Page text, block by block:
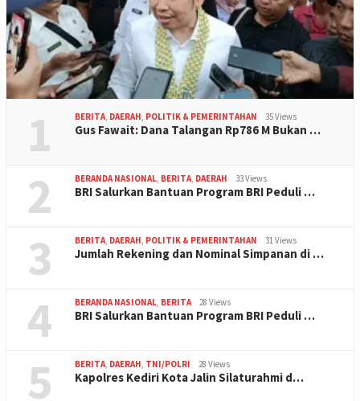
1 BERITA, DAERAH, POLITIK & PEMERINTAHAN 35 Views
Gus Fawait: Dana Talangan Rp786 M Bukan …
2 BERANDA NASIONAL, BERITA, DAERAH 33 Views
BRI Salurkan Bantuan Program BRI Peduli …
3 BERITA, DAERAH, POLITIK & PEMERINTAHAN 31 Views
Jumlah Rekening dan Nominal Simpanan di …
4 BERANDA NASIONAL, BERITA 28 Views
BRI Salurkan Bantuan Program BRI Peduli …
5 BERITA, DAERAH, TNI/POLRI 28 Views
Kapolres Kediri Kota Jalin Silaturahmi d…